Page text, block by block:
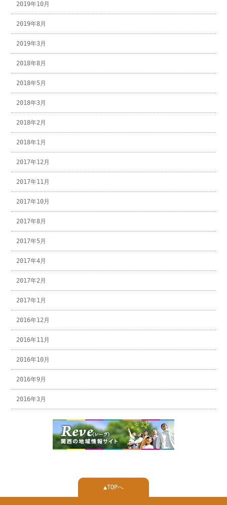
2019年10月
2019年8月
2019年3月
2018年8月
2018年5月
2018年3月
2018年2月
2018年1月
2017年12月
2017年11月
2017年10月
2017年8月
2017年5月
2017年4月
2017年2月
2017年1月
2016年12月
2016年11月
2016年10月
2016年9月
2016年3月
▲TOPへ